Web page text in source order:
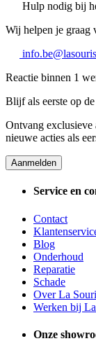
Hulp nodig bij
Wij helpen je graag
Reactie binnen 1
Blijf als eerste op
Ontvang exclusieve
nieuwe acties als
Aanmelden
Service en
Contact
Blog
Onderhoud
Reparatie
Schade
Over La
Werken bij
Onze